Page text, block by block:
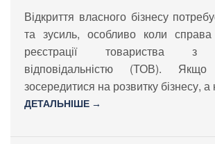
Відкриття власного бізнесу
та зусиль, особливо коли
реєстрації товариства з
відповідальністю (ТОВ).
зосередитися на розвитку бізнесу, а
ДЕТАЛЬНІШЕ →